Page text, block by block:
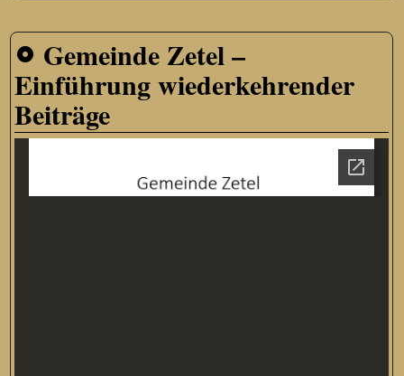
Gemeinde Zetel –
Einführung wiederkehrender
Beiträge